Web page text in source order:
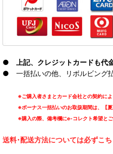
● 上記、クレジットカードも代
● 一括払いの他、リボルビング
※ご購入者さまとカード会社との契約によっ
※ボーナス一括払いのお取扱期間は、【夏
※購入の際、備考欄にe-コレクト希望とご記
送料･配送方法については必ずこち